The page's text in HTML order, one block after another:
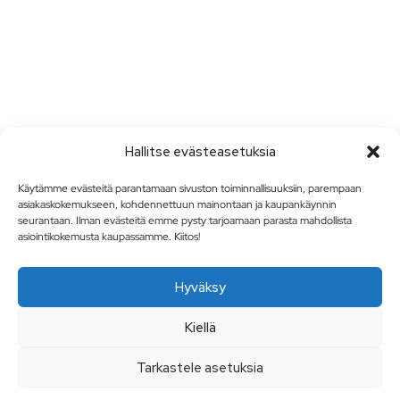
Hallitse evästeasetuksia
Käytämme evästeitä parantamaan sivuston toiminnallisuuksiin, parempaan
asiakaskokemukseen, kohdennettuun mainontaan ja kaupankäynnin
seurantaan. Ilman evästeitä emme pysty tarjoamaan parasta mahdollista
asiointikokemusta kaupassamme. Kiitos!
Hyväksy
Kiellä
Tarkastele asetuksia